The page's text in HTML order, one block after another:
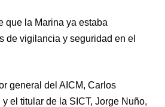
que la Marina ya estaba
de vigilancia y seguridad en el
general del AICM, Carlos
el titular de la SICT, Jorge Nuño,